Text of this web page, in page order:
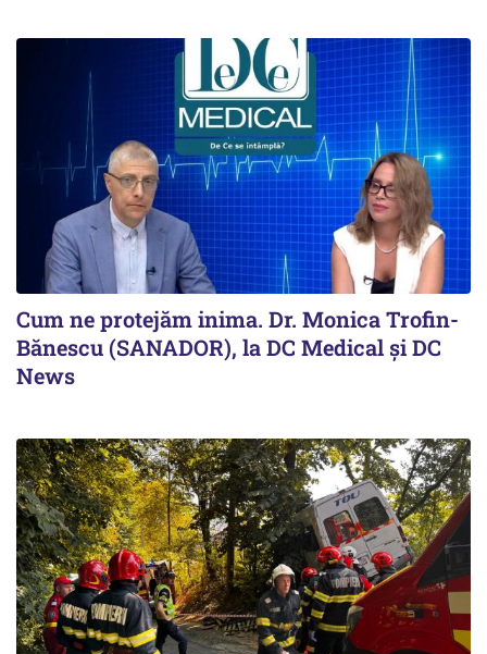
Cum ne protejăm inima. Dr. Monica Trofin-
Bănescu (SANADOR), la DC Medical și DC
News